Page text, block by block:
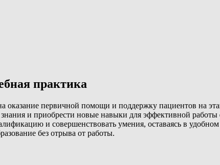
практика
оказание первичной помощи и поддержку пациентов на
и приобрести новые навыки для эффективной
и совершенствовать умения, оставаясь в
без отрыва от работы.